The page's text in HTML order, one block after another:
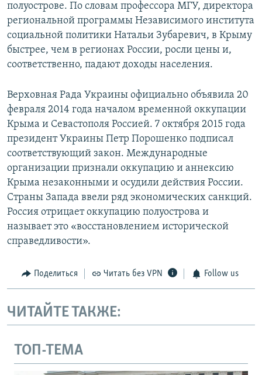
полуострове. По словам профессора МГУ, директора
региональной программы Независимого института
социальной политики Натальи Зубаревич, в Крыму
быстрее, чем в регионах России, росли цены и,
соответственно, падают доходы населения.
Верховная Рада Украины официально объявила 20
февраля 2014 года началом временной оккупации
Крыма и Севастополя Россией. 7 октября 2015 года
президент Украины Петр Порошенко подписал
соответствующий закон. Международные
организации признали оккупацию и аннексию
Крыма незаконными и осудили действия России.
Страны Запада ввели ряд экономических санкций.
Россия отрицает оккупацию полуострова и
называет это «восстановлением исторической
справедливости».
Поделиться Читать без VPN Follow us
ЧИТАЙТЕ ТАКЖЕ:
ТОП-ТЕМА